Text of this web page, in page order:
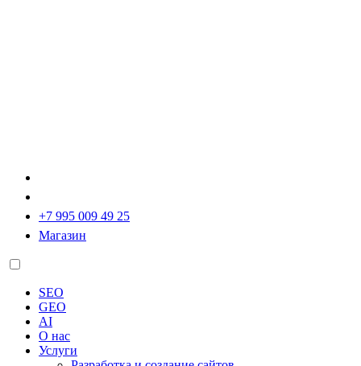
+7 995 009 49 25
Магазин
SEO
GEO
AI
О нас
Услуги